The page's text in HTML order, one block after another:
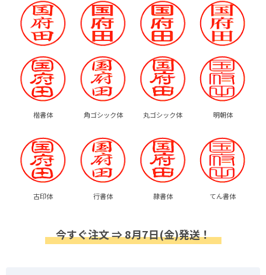
楷書体 角ゴシック体 丸ゴシック体 明朝体
古印体 行書体 隷書体 てん書体
今すぐ注文 ⇒ 8月7日(金)発送！